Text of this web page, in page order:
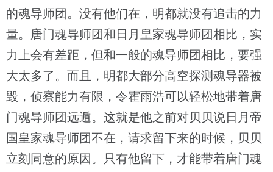
的魂导师团。没有他们在，明都就没有追击的力
量。唐门魂导师团和日月皇家魂导师团相比，实
力上会有差距，但和一般的魂导师团相比，要强
大太多了。而且，明都大部分高空探测魂导器被
毁，侦察能力有限，令霍雨浩可以轻松地带着唐
门魂导师团远遁。这就是他之前对贝贝说日月帝
国皇家魂导师团不在，请求留下来的时候，贝贝
立刻同意的原因。只有他留下，才能带着唐门魂